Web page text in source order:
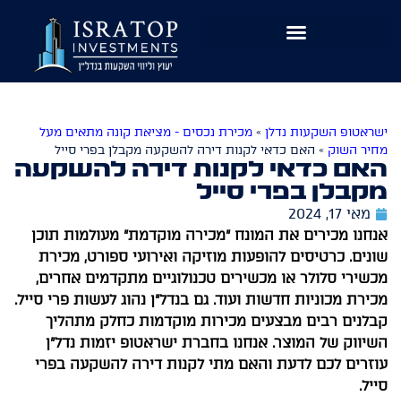
נָגִישׁ
בִּקְלִיק
הַמְּסַיַּעַת
לִנְגִישׁוּת
ישראטופ השקעות נדלן » מכירת נכסים - מציאת קונה מתאים מעל
מחיר השוק » האם כדאי לקנות דירה להשקעה מקבלן בפרי סייל
האם כדאי לקנות דירה להשקעה
מקבלן בפרי סייל
מאי 17, 2024
אנחנו מכירים את המונח "מכירה מוקדמת" מעולמות תוכן
שונים. כרטיסים להופעות מוזיקה ואירועי ספורט, מכירת
מכשירי סלולר או מכשירים טכנולוגיים מתקדמים אחרים,
מכירת מכוניות חדשות ועוד. גם בנדל"ן נהוג לעשות פרי סייל.
קבלנים רבים מבצעים מכירות מוקדמות כחלק מתהליך
השיווק של המוצר. אנחנו בחברת ישראטופ יזמות נדל"ן
עוזרים לכם לדעת והאם מתי לקנות דירה להשקעה בפרי
סייל.